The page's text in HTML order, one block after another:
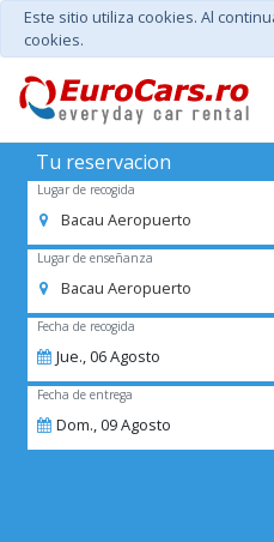
Este sitio utiliza cookies. Al
cookies.
Tu reservacion
Lugar de recogida
Bacau Aeropuerto
Lugar de enseñanza
Bacau Aeropuerto
Fecha de recogida
Jue.,06Agosto
Fecha de entrega
Dom.,09Agosto